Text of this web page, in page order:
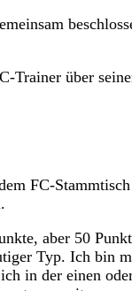
Trainer über
FC-
aber 50
Typ. Ich bin
in der einen